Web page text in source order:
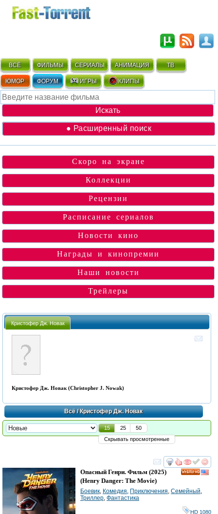
ВСЁ ФИЛЬМЫ СЕРИАЛЫ АНИМАЦИЯ ТВ
ЮМОР ФОРУМ ИГРЫ КЛИПЫ
● Расширенный поиск
Скоро на экране
Коллекции
Рецензии
Расписание сериалов
Новости кино
Награды и кинопремии
Наши новости
Трейлеры
Кристофер Дж. Новак
Кристофер Дж. Новак (Christopher J. Nowak)
Всё/ Кристофер Дж. Новак
15 25
50
Скрывать просмотренные
смотреть
Опасный Генри. Фильм (2025)
(Henry Danger: The Movie)
Боевик Комедия Приключения Семейный
Триллер Фантастика
HD 1080